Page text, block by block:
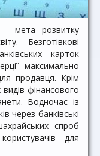
– мета розвитку
Безготівкові
карток
максимально
продавця. Крім
фінансового
Водночас із
через банківські
спроб
для